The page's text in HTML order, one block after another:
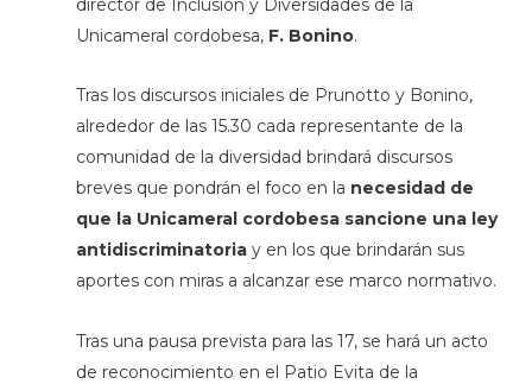
director de Inclusión y Diversidades de la
Unicameral cordobesa, F. Bonino.
Tras los discursos iniciales de Prunotto y Bonino,
alrededor de las 15.30 cada representante de la
comunidad de la diversidad brindará discursos
breves que pondrán el foco en la necesidad de
que la Unicameral cordobesa sancione una ley
antidiscriminatoriay en los que brindarán sus
aportes con miras a alcanzar ese marco normativo.
Tras una pausa prevista para las 17, se hará un acto
de reconocimiento en el Patio Evita de la